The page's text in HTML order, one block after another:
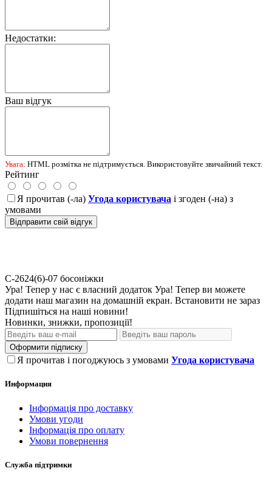
Недостатки:
Ваш відгук
Увага: HTML розмітка не підтримується. Використовуйте звичайний текст.
Рейтинг
Я прочитав (-ла) Угода користувача і згоден (-на) з
умовами
Відправити свій відгук
С-2624(6)-07 босоніжки
Ура! Тепер у нас є власний додаток Ура! Тепер ви можете
додати наш магазин на домашній екран. Встановити не зараз
Підпишіться на наші новини!
Новинки, знижки, пропозиції!
Оформити підписку
Я прочитав і погоджуюсь з умовами Угода користувача
Информация
Інформація про доставку
Умови угоди
Інформація про оплату
Умови повернення
Служба підтримки